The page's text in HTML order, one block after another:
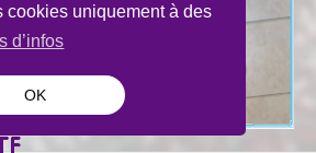
cookies uniquement à des
d’infos
OK